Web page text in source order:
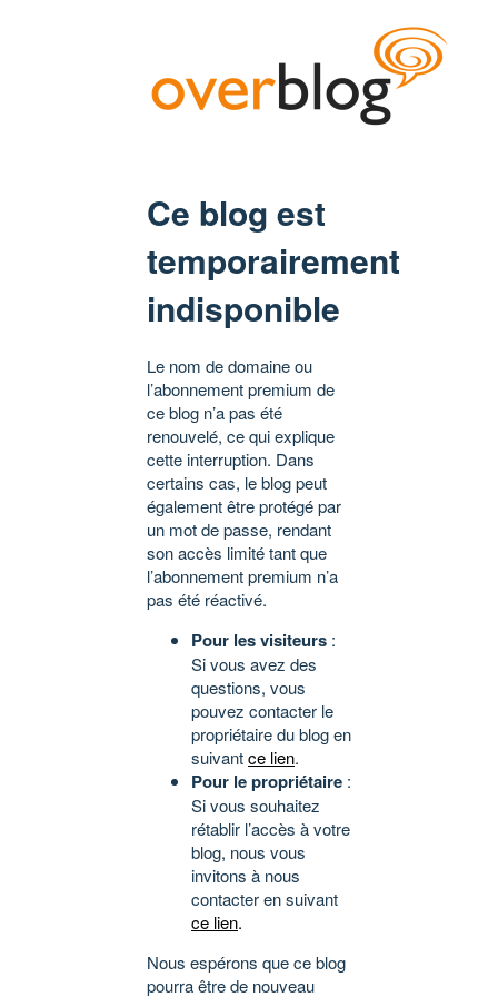
Ce blog est
temporairement
indisponible
Le nom de domaine ou
l’abonnement premium de
ce blog n’a pas été
renouvelé, ce qui explique
cette interruption. Dans
certains cas, le blog peut
également être protégé par
un mot de passe, rendant
son accès limité tant que
l’abonnement premium n’a
pas été réactivé.
Pour les visiteurs :
Si vous avez des
questions, vous
pouvez contacter le
propriétaire du blog en
suivantce lien.
Pour le propriétaire :
Si vous souhaitez
rétablir l’accès à votre
blog, nous vous
invitons à nous
contacter en suivant
ce lien.
Nous espérons que ce blog
pourra être de nouveau